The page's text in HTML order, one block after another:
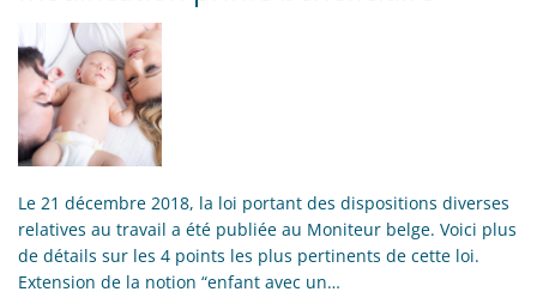
Le 21 décembre 2018, la loi portant des dispositions diverses
relatives au travail a été publiée au Moniteur belge. Voici plus
de détails sur les 4 points les plus pertinents de cette loi.
Extension de la notion “enfant avec un…